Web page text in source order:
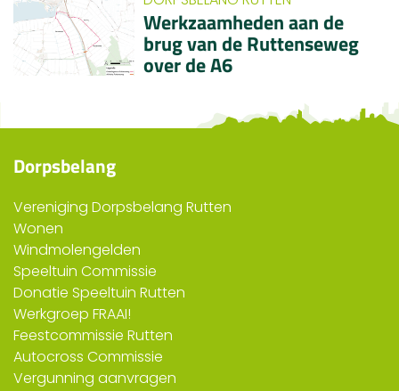
Werkzaamheden aan de
brug van de Ruttenseweg
over de A6
Dorpsbelang
Vereniging Dorpsbelang Rutten
Wonen
Windmolengelden
Speeltuin Commissie
Donatie Speeltuin Rutten
Werkgroep FRAAI!
Feestcommissie Rutten
Autocross Commissie
Vergunning aanvragen